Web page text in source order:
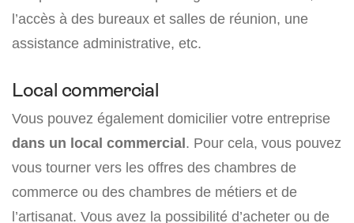
l’accès à des bureaux et salles de réunion, une
assistance administrative, etc.
Local commercial
Vous pouvez également domicilier votre entreprise
dans un local commercial. Pour cela, vous pouvez
vous tourner vers les offres des chambres de
commerce ou des chambres de métiers et de
l’artisanat. Vous avez la possibilité d’acheter ou de